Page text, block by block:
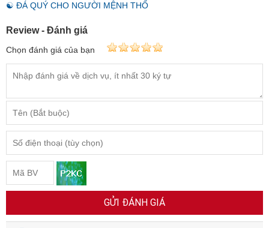
☯ ĐÁ QUÝ CHO NGƯỜI MỆNH THỔ
Review - Đánh giá
Chọn đánh giá của bạn
GỬI ĐÁNH GIÁ